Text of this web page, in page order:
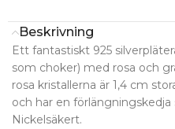
Beskrivning
Ett fantastiskt 925
som choker) med rosa och
rosa kristallerna är 1,4 cm
och har en
Nickelsäkert.